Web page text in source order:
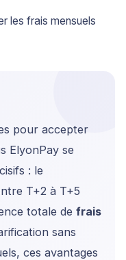
les frais mensuels
pour accepter
ElyonPay se
: le
T+2 à T+5
totale de frais
sans
ces avantages